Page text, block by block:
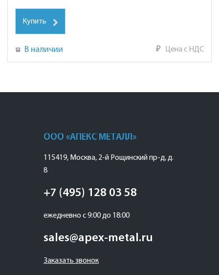
Купить
В наличии ₽ Цена с НДС
ООО «АПЕКС МЕТАЛЛ»
115419, Москва, 2-й Рощинский пр-д, д.
8
+7 (495) 128 03 58
ежедневно с 9:00 до 18:00
sales@apex-metal.ru
Заказать звонок